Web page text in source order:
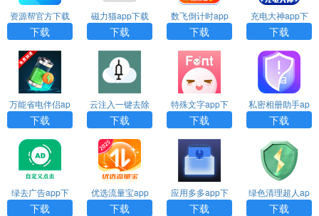
资源帮官方下载
下载
磁力猫app下载
下载
数飞倒计时app
下载
下载
充电大神app下
载
下载
万能省电伴侣ap
p下载
下载
云注入一键去除
下载
下载
特殊文字app下
载
下载
私密相册助手ap
p下载安装
下载
绿去广告app下
载
下载
优选流量宝app
下载
下载
应用多多app下
载安装
下载
绿色清理超人ap
p下载
下载